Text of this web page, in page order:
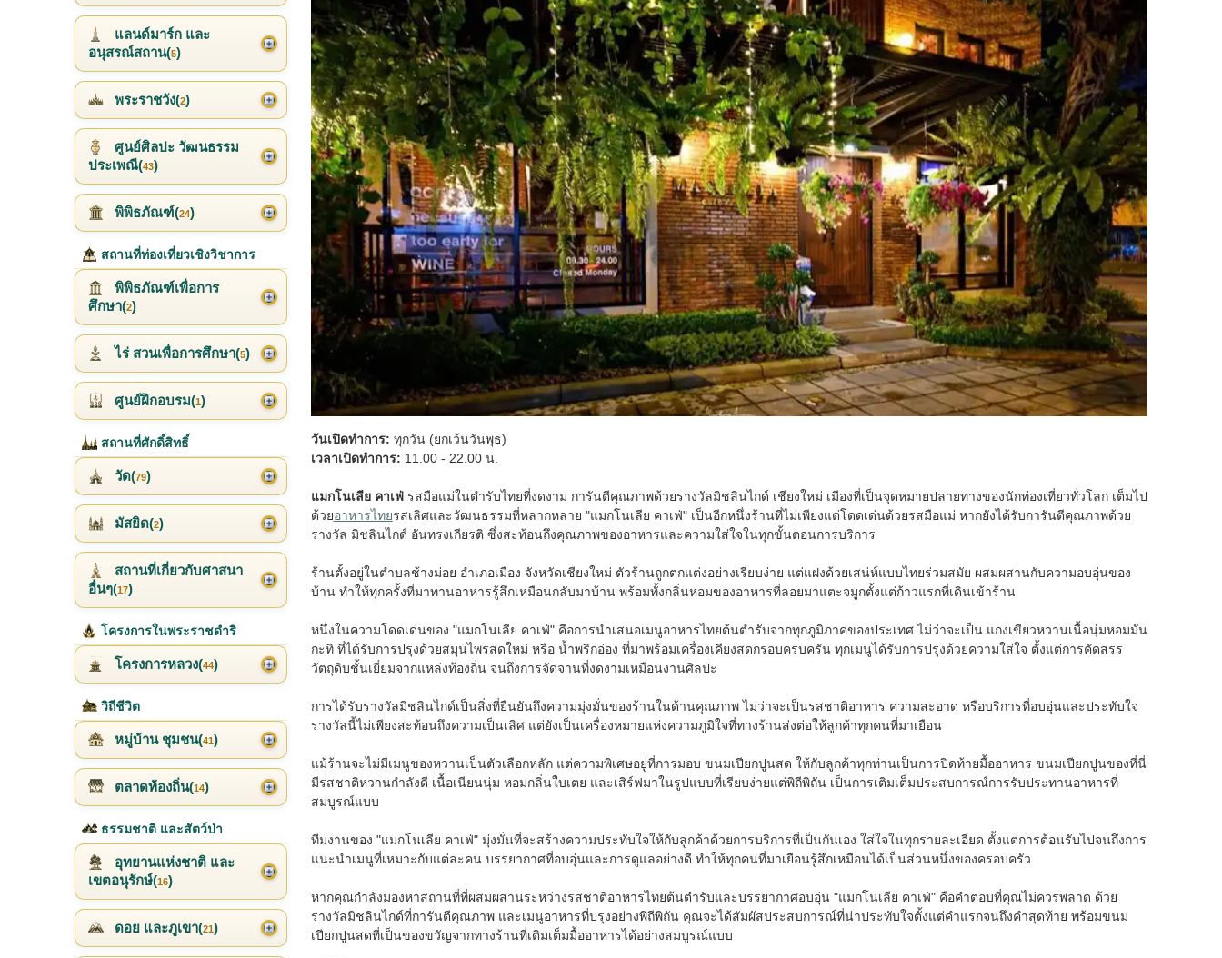
วันเปิดทำการ: ทุกวัน (ยกเว้นวันพุธ)
เวลาเปิดทำการ: 11.00 - 22.00 น.
แมกโนเลีย คาเฟ่รสมือแม่ในตำรับไทยที่งดงาม การันตีคุณภาพด้วยรางวัลมิชลินไกด์ เชียงใหม่ เมืองที่เป็นจุดหมายปลายทางของนักท่องเที่ยวทั่วโลก เต็มไป
ด้วยอาหารไทยรสเลิศและวัฒนธรรมที่หลากหลาย "แมกโนเลีย คาเฟ่" เป็นอีกหนึ่งร้านที่ไม่เพียงแต่โดดเด่นด้วยรสมือแม่ หากยังได้รับการันตีคุณภาพด้วย
รางวัล มิชลินไกด์ อันทรงเกียรติ ซึ่งสะท้อนถึงคุณภาพของอาหารและความใส่ใจในทุกขั้นตอนการบริการ
ร้านตั้งอยู่ในตำบลช้างม่อย อำเภอเมือง จังหวัดเชียงใหม่ ตัวร้านถูกตกแต่งอย่างเรียบง่าย แต่แฝงด้วยเสน่ห์แบบไทยร่วมสมัย ผสมผสานกับความอบอุ่นของ
บ้าน ทำให้ทุกครั้งที่มาทานอาหารรู้สึกเหมือนกลับมาบ้าน พร้อมทั้งกลิ่นหอมของอาหารที่ลอยมาแตะจมูกตั้งแต่ก้าวแรกที่เดินเข้าร้าน
หนึ่งในความโดดเด่นของ "แมกโนเลีย คาเฟ่" คือการนำเสนอเมนูอาหารไทยต้นตำรับจากทุกภูมิภาคของประเทศ ไม่ว่าจะเป็น แกงเขียวหวานเนื้อนุ่มหอมมัน
กะทิ ที่ได้รับการปรุงด้วยสมุนไพรสดใหม่ หรือ น้ำพริกอ่อง ที่มาพร้อมเครื่องเคียงสดกรอบครบครัน ทุกเมนูได้รับการปรุงด้วยความใส่ใจ ตั้งแต่การคัดสรร
วัตถุดิบชั้นเยี่ยมจากแหล่งท้องถิ่น จนถึงการจัดจานที่งดงามเหมือนงานศิลปะ
การได้รับรางวัลมิชลินไกด์เป็นสิ่งที่ยืนยันถึงความมุ่งมั่นของร้านในด้านคุณภาพ ไม่ว่าจะเป็นรสชาติอาหาร ความสะอาด หรือบริการที่อบอุ่นและประทับใจ
รางวัลนี้ไม่เพียงสะท้อนถึงความเป็นเลิศ แต่ยังเป็นเครื่องหมายแห่งความภูมิใจที่ทางร้านส่งต่อให้ลูกค้าทุกคนที่มาเยือน
แม้ร้านจะไม่มีเมนูของหวานเป็นตัวเลือกหลัก แต่ความพิเศษอยู่ที่การมอบ ขนมเปียกปูนสด ให้กับลูกค้าทุกท่านเป็นการปิดท้ายมื้ออาหาร ขนมเปียกปูนของที่นี่
มีรสชาติหวานกำลังดี เนื้อเนียนนุ่ม หอมกลิ่นใบเตย และเสิร์ฟมาในรูปแบบที่เรียบง่ายแต่พิถีพิถัน เป็นการเติมเต็มประสบการณ์การรับประทานอาหารที่
สมบูรณ์แบบ
ทีมงานของ "แมกโนเลีย คาเฟ่" มุ่งมั่นที่จะสร้างความประทับใจให้กับลูกค้าด้วยการบริการที่เป็นกันเอง ใส่ใจในทุกรายละเอียด ตั้งแต่การต้อนรับไปจนถึงการ
แนะนำเมนูที่เหมาะกับแต่ละคน บรรยากาศที่อบอุ่นและการดูแลอย่างดี ทำให้ทุกคนที่มาเยือนรู้สึกเหมือนได้เป็นส่วนหนึ่งของครอบครัว
หากคุณกำลังมองหาสถานที่ที่ผสมผสานระหว่างรสชาติอาหารไทยต้นตำรับและบรรยากาศอบอุ่น "แมกโนเลีย คาเฟ่" คือคำตอบที่คุณไม่ควรพลาด ด้วย
รางวัลมิชลินไกด์ที่การันตีคุณภาพ และเมนูอาหารที่ปรุงอย่างพิถีพิถัน คุณจะได้สัมผัสประสบการณ์ที่น่าประทับใจตั้งแต่คำแรกจนถึงคำสุดท้าย พร้อมขนม
เปียกปูนสดที่เป็นของขวัญจากทางร้านที่เติมเต็มมื้ออาหารได้อย่างสมบูรณ์แบบ
แลนด์มาร์ก และ
อนุสรณ์สถาน(5)
พระราชวัง(2)
ศูนย์ศิลปะ วัฒนธรรม
ประเพณี(43)
พิพิธภัณฑ์(24)
สถานที่ท่องเที่ยวเชิงวิชาการ
พิพิธภัณฑ์เพื่อการ
ศึกษา(2)
ไร่ สวนเพื่อการศึกษา(5)
ศูนย์ฝึกอบรม(1)
สถานที่ศักดิ์สิทธิ์
วัด(79)
มัสยิด(2)
สถานที่เกี่ยวกับศาสนา
อื่นๆ(17)
โครงการในพระราชดำริ
โครงการหลวง(44)
วิถีชีวิต
หมู่บ้าน ชุมชน(41)
ตลาดท้องถิ่น(14)
ธรรมชาติ และสัตว์ป่า
อุทยานแห่งชาติ และ
เขตอนุรักษ์(16)
ดอย และภูเขา(21)